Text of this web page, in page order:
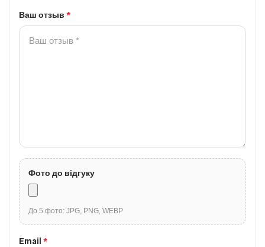
Ваш отзыв *
Фото до відгуку
До 5 фото: JPG, PNG, WEBP
Email *